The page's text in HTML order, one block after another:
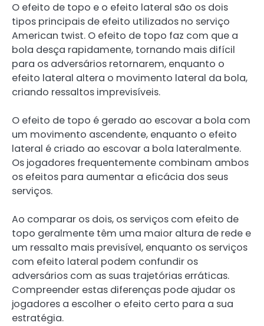
O efeito de topo e o efeito lateral são os dois
tipos principais de efeito utilizados no serviço
American twist. O efeito de topo faz com que a
bola desça rapidamente, tornando mais difícil
para os adversários retornarem, enquanto o
efeito lateral altera o movimento lateral da bola,
criando ressaltos imprevisíveis.
O efeito de topo é gerado ao escovar a bola com
um movimento ascendente, enquanto o efeito
lateral é criado ao escovar a bola lateralmente.
Os jogadores frequentemente combinam ambos
os efeitos para aumentar a eficácia dos seus
serviços.
Ao comparar os dois, os serviços com efeito de
topo geralmente têm uma maior altura de rede e
um ressalto mais previsível, enquanto os serviços
com efeito lateral podem confundir os
adversários com as suas trajetórias erráticas.
Compreender estas diferenças pode ajudar os
jogadores a escolher o efeito certo para a sua
estratégia.